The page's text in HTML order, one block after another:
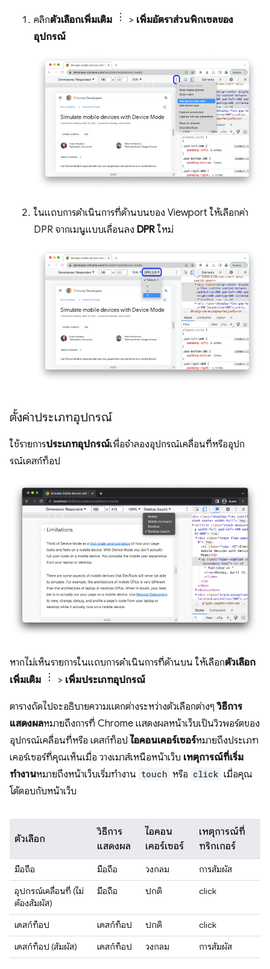
คลิกตัวเลือกเพิ่มเติม > เพิ่มอัตราส่วนพิกเซลของ
อุปกรณ์
ในแถบการดำเนินการที่ด้านบนของ Viewport ให้เลือกค่า
DPR จากเมนูแบบเลื่อนลง DPR ใหม่
ตั้งค่าประเภทอุปกรณ์
ใช้รายการประเภทอุปกรณ์เพื่อจำลองอุปกรณ์เคลื่อนที่หรืออุปก
รณ์เดสก์ท็อป
หากไม่เห็นรายการในแถบการดำเนินการที่ด้านบน ให้เลือกตัวเลือก
เพิ่มเติม
> เพิ่มประเภทอุปกรณ์
ตารางถัดไปจะอธิบายความแตกต่างระหว่างตัวเลือกต่างๆวิธีการ
แสดงผลหมายถึงการที่ Chrome แสดงผลหน้าเว็บเป็นวิวพอร์ตของ
อุปกรณ์เคลื่อนที่หรือ เดสก์ท็อป ไอคอนเคอร์เซอร์หมายถึงประเภท
เคอร์เซอร์ที่คุณเห็นเมื่อ วางเมาส์เหนือหน้าเว็บ เหตุการณ์ที่เริ่ม
ทำงานหมายถึงหน้าเว็บเริ่มทำงาน touch หรือ click เมื่อคุณ
โต้ตอบกับหน้าเว็บ
ตัวเลือก
วิธีการ
แสดงผล
ไอคอน
เคอร์เซอร์
เหตุการณ์ที่
ทริกเกอร์
มือถือ มือถือ วงกลม
การสัมผัส
อุปกรณ์เคลื่อนที่ (ไม่
ต้องสัมผัส)
มือถือ ปกติ click
เดสก์ท็อป เดสก์ท็อป ปกติ
click
เดสก์ท็อป (สัมผัส)
เดสก์ท็อป วงกลม การสัมผัส